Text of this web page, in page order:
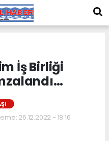
İş Birliği
26.12.2022 - 18:16